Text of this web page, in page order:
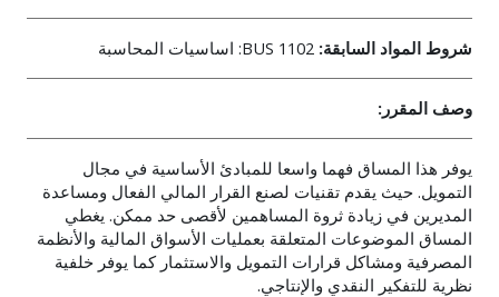
شروط المواد السابقة: BUS 1102: اساسيات المحاسبة
وصف المقرر:
يوفر هذا المساق فهما واسعا للمبادئ الأساسية في مجال
التمويل. حيث يقدم تقنيات لصنع القرار المالي الفعال ومساعدة
المديرين في زيادة ثروة المساهمين لأقصى حد ممكن. يغطي
المساق الموضوعات المتعلقة بعمليات الأسواق المالية والأنظمة
المصرفية ومشاكل قرارات التمويل والاستثمار كما يوفر خلفية
نظرية للتفكير النقدي والإنتاجي.